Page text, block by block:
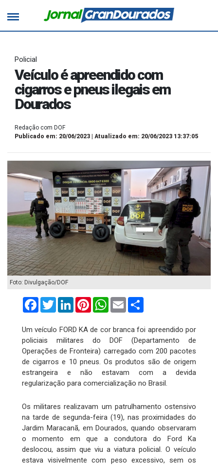
Policial
Veículo é apreendido com
cigarros e pneus ilegais em
Dourados
Redação com DOF
Publicado em: 20/06/2023 | Atualizado em: 20/06/2023 13:37:05
Foto: Divulgação/DOF
FacebookTwitterLinkedInPinterestWhatsApp
Email
Um veículo FORD KA de cor branca foi apreendido por
policiais militares do DOF (Departamento de
Operações de Fronteira) carregado com 200 pacotes
de cigarros e 10 pneus. Os produtos são de origem
estrangeira e não estavam com a devida
regularização para comercialização no Brasil.
Os militares realizavam um patrulhamento ostensivo
na tarde de segunda-feira (19), nas proximidades do
Jardim Maracanã, em Dourados, quando observaram
o momento em que a condutora do Ford Ka
deslocou, assim que viu a viatura policial. O veículo
estava visivelmente com peso excessivo, sem os